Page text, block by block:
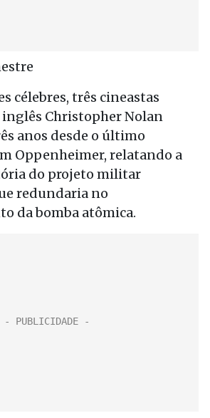
célebres, três cineastas
inglês Christopher Nolan
anos desde o último
Oppenheimer, relatando a
do projeto militar
redundaria no
da bomba atômica.